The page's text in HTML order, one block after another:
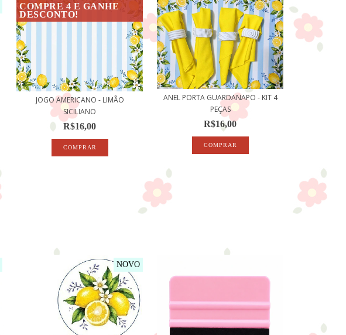
COMPRE 4 E GANHE
DESCONTO!
JOGO AMERICANO - LIMÃO
SICILIANO
R$16,00
ANEL PORTA GUARDANAPO - KIT 4
PEÇAS
R$16,00
NOVO